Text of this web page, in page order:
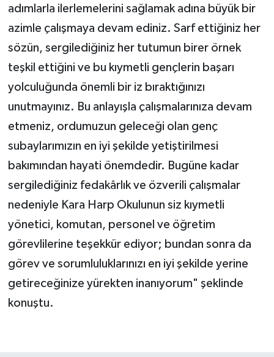
adımlarla ilerlemelerini sağlamak adına büyük bir
azimle çalışmaya devam ediniz. Sarf ettiğiniz her
sözün, sergilediğiniz her tutumun birer örnek
teşkil ettiğini ve bu kıymetli gençlerin başarı
yolculuğunda önemli bir iz bıraktığınızı
unutmayınız. Bu anlayışla çalışmalarınıza devam
etmeniz, ordumuzun geleceği olan genç
subaylarımızın en iyi şekilde yetiştirilmesi
bakımından hayati önemdedir. Bugüne kadar
sergilediğiniz fedakârlık ve özverili çalışmalar
nedeniyle Kara Harp Okulunun siz kıymetli
yönetici, komutan, personel ve öğretim
görevlilerine teşekkür ediyor; bundan sonra da
görev ve sorumluluklarınızı en iyi şekilde yerine
getireceğinize yürekten inanıyorum" şeklinde
konuştu.